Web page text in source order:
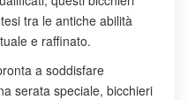
tra le antiche abilità
e raffinato.
a soddisfare
serata speciale, bicchieri